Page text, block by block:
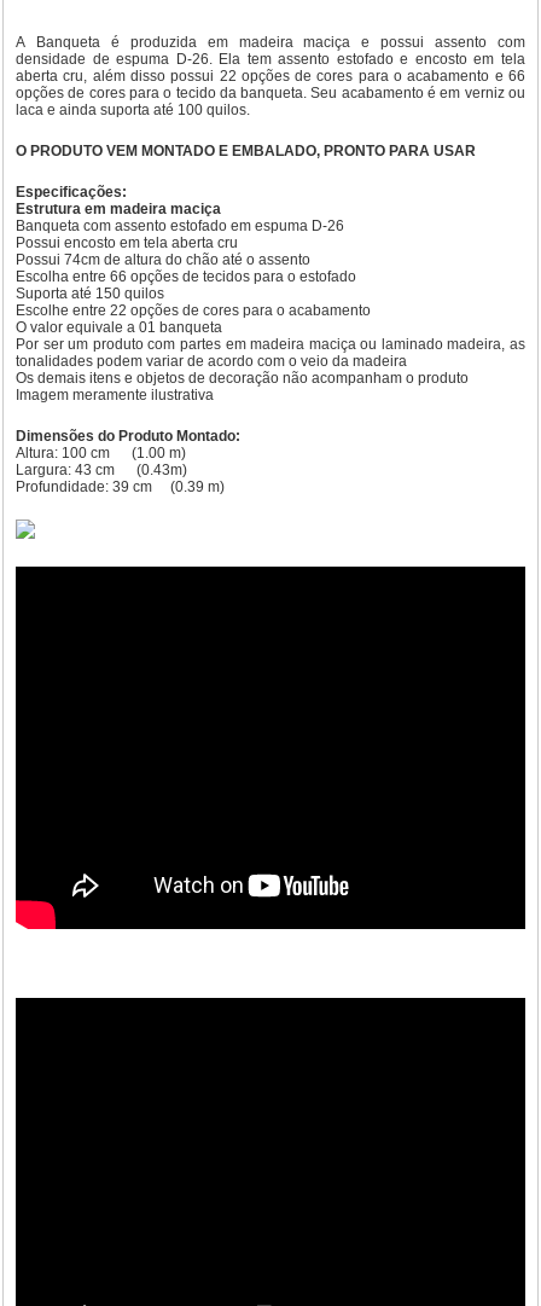
A Banqueta é produzida em madeira maciça e possui assento com
densidade de espuma D-26. Ela tem assento estofado e encosto em tela
aberta cru, além disso possui 22 opções de cores para o acabamento e 66
opções de cores para o tecido da banqueta. Seu acabamento é em verniz ou
laca e ainda suporta até 100 quilos.
O PRODUTO VEM MONTADO E EMBALADO, PRONTO PARA USAR
Especificações:
Estrutura em madeira maciça
Banqueta com assento estofado em espuma D-26
Possui encosto em tela aberta cru
Possui 74cm de altura do chão até o assento
Escolha entre 66 opções de tecidos para o estofado
Suporta até 150 quilos
Escolhe entre 22 opções de cores para o acabamento
O valor equivale a 01 banqueta
Por ser um produto com partes em madeira maciça ou laminado madeira, as
tonalidades podem variar de acordo com o veio da madeira
Os demais itens e objetos de decoração não acompanham o produto
Imagem meramente ilustrativa
Dimensões do Produto Montado:
Altura: 100 cm (1.00 m)
Largura: 43 cm (0.43m)
Profundidade: 39 cm (0.39 m)